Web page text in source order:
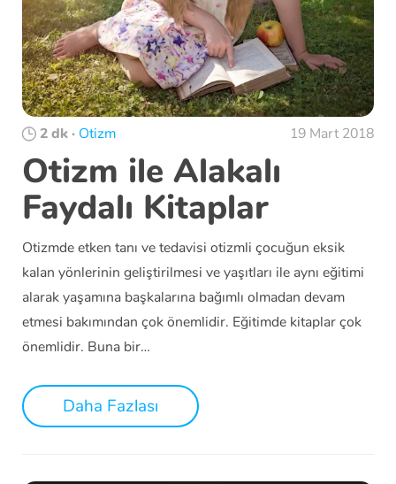
2 dk · Otizm 19 Mart 2018
Otizm ile Alakalı
Faydalı Kitaplar
Otizmde etken tanı ve tedavisi otizmli çocuğun eksik
kalan yönlerinin geliştirilmesi ve yaşıtları ile aynı eğitimi
alarak yaşamına başkalarına bağımlı olmadan devam
etmesi bakımından çok önemlidir. Eğitimde kitaplar çok
önemlidir. Buna bir…
Daha Fazlası